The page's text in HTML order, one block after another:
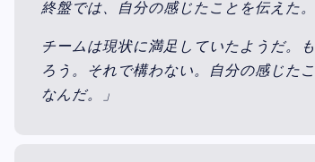
終盤では、自分の感じたことを伝えた。
チームは現状に満足していたようだ。
ろう。それで構わない。自分の感じた
なんだ。」